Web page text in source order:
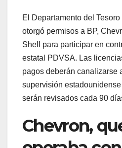
El Departamento del
otorgó permisos a BP,
Shell para participar en
estatal PDVSA. Las
pagos deberán canalizarse
supervisión
serán revisados cada 90
Chevron,